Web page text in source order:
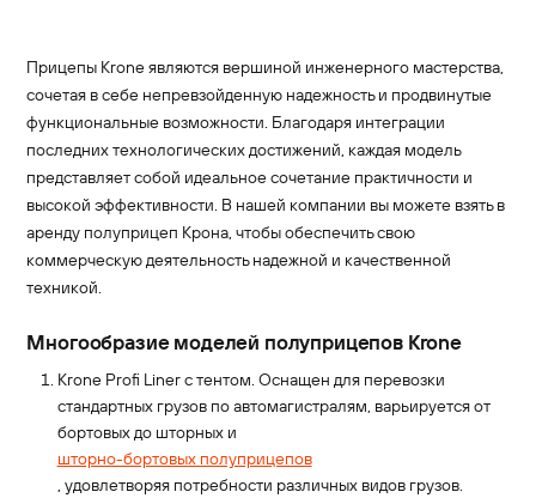
Прицепы Krone являются вершиной инженерного мастерства,
сочетая в себе непревзойденную надежность и продвинутые
функциональные возможности. Благодаря интеграции
последних технологических достижений, каждая модель
представляет собой идеальное сочетание практичности и
высокой эффективности. В нашей компании вы можете взять в
аренду полуприцеп Крона, чтобы обеспечить свою
коммерческую деятельность надежной и качественной
техникой.
Многообразие моделей полуприцепов Krone
Krone Profi Liner с тентом. Оснащен для перевозки
стандартных грузов по автомагистралям, варьируется от
бортовых до шторных и
шторно-бортовых полуприцепов
, удовлетворяя потребности различных видов грузов.